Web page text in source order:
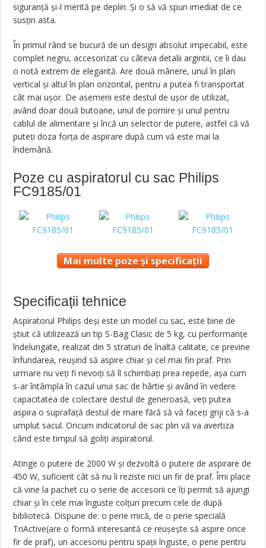
siguranță și-l merită pe deplin. Și o să vă spun imediat de ce
susțin asta.
În primul rând se bucură de un design absolut impecabil, este
complet negru, accesorizat cu câteva detalii argintii, ce îi dau
o notă extrem de elegantă. Are două mânere, unul în plan
vertical și altul în plan orizontal, pentru a putea fi transportat
cât mai ușor. De asemeni este destul de ușor de utilizat,
având doar două butoane, unul de pornire și unul pentru
cablul de alimentare și încă un selector de putere, astfel că vă
puteți doza forța de aspirare după cum vă este mai la
îndemână.
Poze cu aspiratorul cu sac Philips
FC9185/01
Mai multe poze și specificații
Specificații tehnice
Aspiratorul Philips deși este un model cu sac, este bine de
știut că utilizează un tip S-Bag Clasic de 5 kg, cu performanțe
îndelungate, realizat din 5 straturi de înaltă calitate, ce previne
înfundarea, reușind să aspire chiar și cel mai fin praf. Prin
urmare nu veți fi nevoiți să îl schimbați prea repede, așa cum
s-ar întâmpla în cazul unui sac de hârtie și având în vedere
capacitatea de colectare destul de generoasă, veți putea
aspira o suprafață destul de mare fără să vă faceți griji că s-a
umplut sacul. Oricum indicatorul de sac plin vă va avertiza
când este timpul să goliți aspiratorul.
Atinge o putere de 2000 W și dezvoltă o putere de aspirare de
450 W, suficient cât să nu îi reziste nici un fir de praf. Îmi place
că vine la pachet cu o serie de accesorii ce îți permit să ajungi
chiar și în cele mai înguste colțuri precum cele de după
bibliotecă. Dispune de: o perie mică, de o perie specială
TriActive(are o formă interesantă ce reușește să aspire orice
fir de praf), un accesoriu pentru spații înguste, o perie pentru